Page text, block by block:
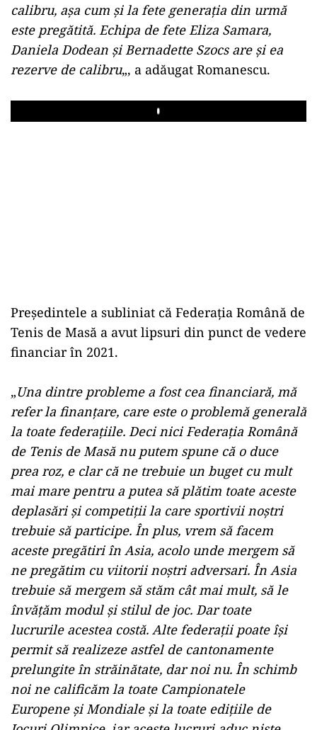
calibru, aşa cum şi la fete generaţia din urmă
este pregătită. Echipa de fete Eliza Samara,
Daniela Dodean şi Bernadette Szocs are şi ea
rezerve de calibru„, a adăugat Romanescu.
Play
Preşedintele a subliniat că Federaţia Română de
Tenis de Masă a avut lipsuri din punct de vedere
financiar în 2021.
„Una dintre probleme a fost cea financiară, mă
refer la finanţare, care este o problemă generală
la toate federaţiile. Deci nici Federaţia Română
de Tenis de Masă nu putem spune că o duce
prea roz, e clar că ne trebuie un buget cu mult
mai mare pentru a putea să plătim toate aceste
deplasări şi competiţii la care sportivii noştri
trebuie să participe. În plus, vrem să facem
aceste pregătiri în Asia, acolo unde mergem să
ne pregătim cu viitorii noştri adversari. În Asia
trebuie să mergem să stăm cât mai mult, să le
învăţăm modul şi stilul de joc. Dar toate
lucrurile acestea costă. Alte federaţii poate îşi
permit să realizeze astfel de cantonamente
prelungite în străinătate, dar noi nu. În schimb
noi ne calificăm la toate Campionatele
Europene şi Mondiale şi la toate ediţiile de